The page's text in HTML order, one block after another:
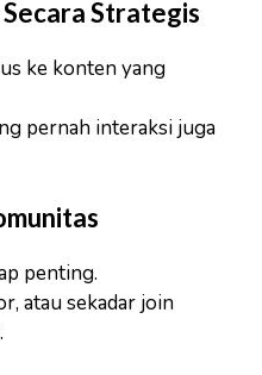
Strategis
ke konten yang
pernah interaksi juga
penting.
atau sekadar join